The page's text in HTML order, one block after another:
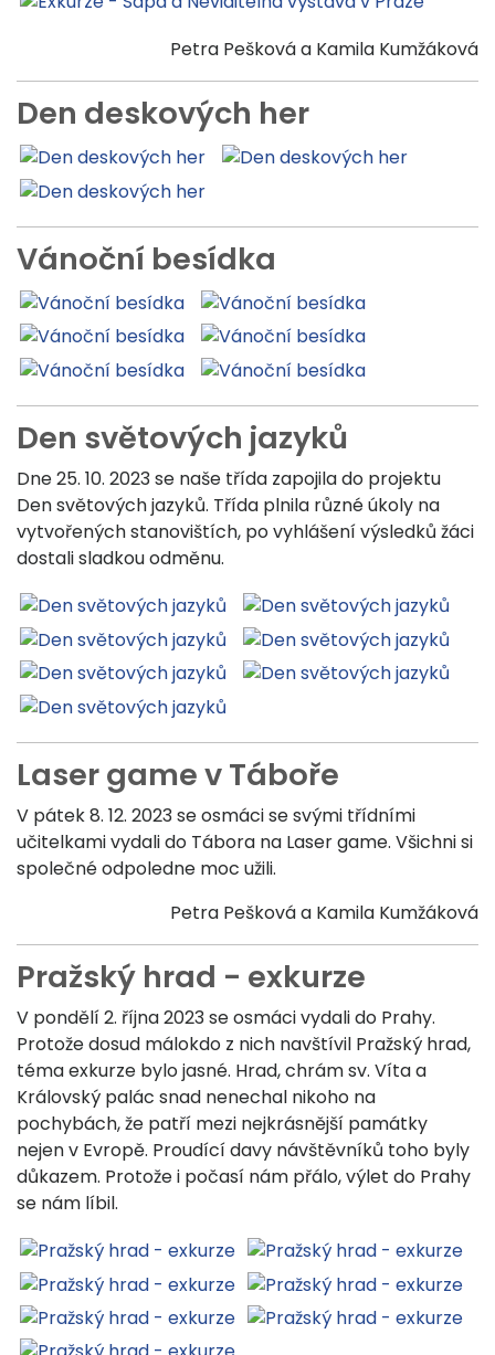
Petra Pešková a Kamila Kumžáková
Den deskových her
Vánoční besídka
Den světových jazyků
Dne 25. 10. 2023 se naše třída zapojila do projektu
Den světových jazyků. Třída plnila různé úkoly na
vytvořených stanovištích, po vyhlášení výsledků žáci
dostali sladkou odměnu.
Laser game v Táboře
V pátek 8. 12. 2023 se osmáci se svými třídními
učitelkami vydali do Tábora na Laser game. Všichni si
společné odpoledne moc užili.
Petra Pešková a Kamila Kumžáková
Pražský hrad - exkurze
V pondělí 2. října 2023 se osmáci vydali do Prahy.
Protože dosud málokdo z nich navštívil Pražský hrad,
téma exkurze bylo jasné. Hrad, chrám sv. Víta a
Královský palác snad nenechal nikoho na
pochybách, že patří mezi nejkrásnější památky
nejen v Evropě. Proudící davy návštěvníků toho byly
důkazem. Protože i počasí nám přálo, výlet do Prahy
se nám líbil.